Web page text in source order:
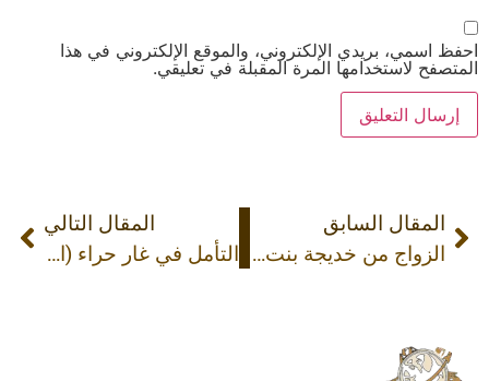
احفظ اسمي، بريدي الإلكتروني، والموقع الإلكتروني في هذا
المتصفح لاستخدامها المرة المقبلة في تعليقي.
المقال السابق
الزواج من خديجة بنت خويلد (السيرة 16)
المقال التالي
التأمل في غار حراء (السيرة 18)